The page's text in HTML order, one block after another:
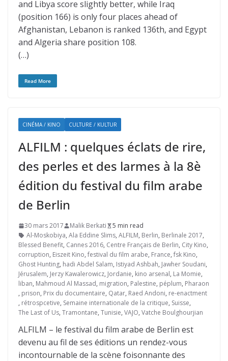
and Libya score slightly better, while Iraq
(position 166) is only four places ahead of
Afghanistan, Lebanon is ranked 136th, and Egypt
and Algeria share position 108.
(…)
Read More
CINÉMA / KINO CULTURE / KULTUR
ALFILM : quelques éclats de rire,
des perles et des larmes à la 8è
édition du festival du film arabe
de Berlin
30 mars 2017 Malik Berkati
5 min read
Al-Moskobiya, Ala Eddine Slims, ALFILM, Berlin, Berlinale 2017,
Blessed Benefit, Cannes 2016, Centre Français de Berlin, City Kino,
corruption, Eiszeit Kino, festival du film arabe, France, fsk Kino,
Ghost Hunting, hadi Abdel Salam, Istiyad Ashbah, Jawher Soudani,
Jérusalem, Jerzy Kawalerowicz, Jordanie, kino arsenal, La Momie,
liban, Mahmoud Al Massad, migration, Palestine, péplum, Pharaon
, prison, Prix du documentaire, Qatar, Raed Andoni, re-enactment
, rétrospcetive, Semaine internationale de la critique, Suisse,
The Last of Us, Tramontane, Tunisie, VAJO, Vatche Boulghourjian
ALFILM – le festival du film arabe de Berlin est
devenu au fil de ses éditions un rendez-vous
incontournable de la scène foisonnante des